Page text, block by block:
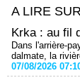
A LIRE
Krka : au fil
Dans l'arrière-
dalmate, la
07/08/2026